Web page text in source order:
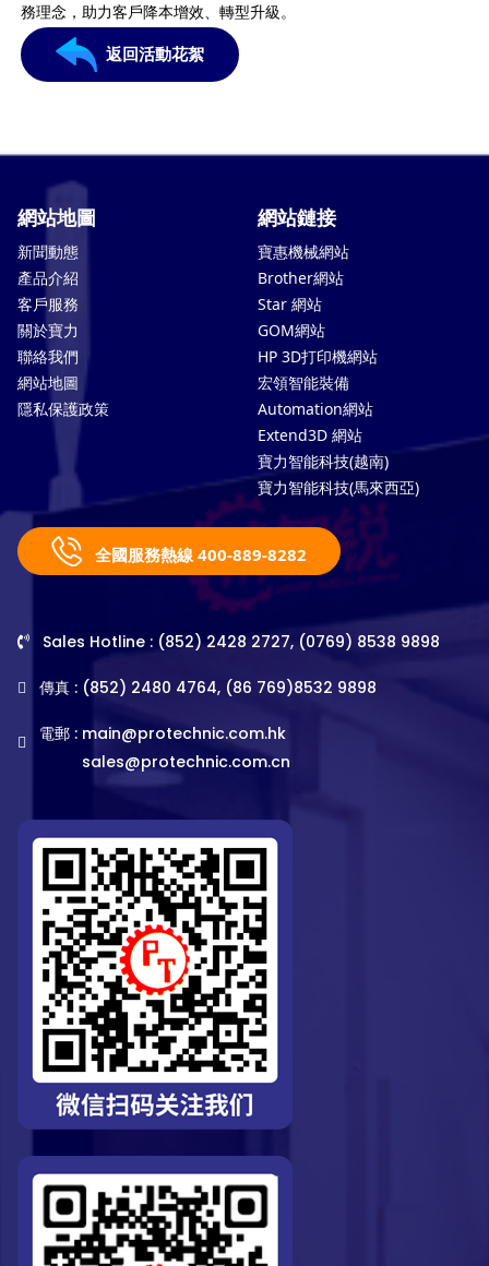
務理念，助力客戶降本增效、轉型升級。
返回活動花絮
網站地圖
新聞動態
產品介紹
客戶服務
關於寶力
聯絡我們
網站地圖
隱私保護政策
網站鏈接
寶惠機械網站
Brother網站
Star 網站
GOM網站
HP 3D打印機網站
宏領智能裝備
Automation網站
Extend3D 網站
寶力智能科技(越南)
寶力智能科技(馬來西亞)
全國服務熱線 400-889-8282
Sales Hotline : (852) 2428 2727, (0769) 8538 9898
傳真 : (852) 2480 4764, (86 769)8532 9898
電郵 : main@protechnic.com.hk
sales@protechnic.com.cn